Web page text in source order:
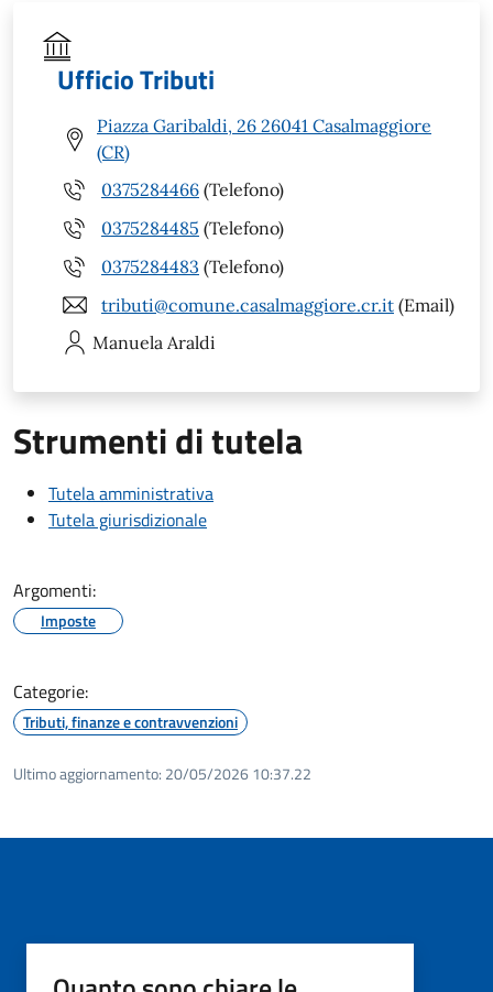
Ufficio Tributi
Piazza Garibaldi, 26 26041 Casalmaggiore
(CR)
0375284466 (Telefono)
0375284485 (Telefono)
0375284483 (Telefono)
tributi@comune.casalmaggiore.cr.it (Email)
Manuela Araldi
Strumenti di tutela
Tutela amministrativa
Tutela giurisdizionale
Argomenti:
Imposte
Categorie:
Tributi, finanze e contravvenzioni
Ultimo aggiornamento: 20/05/2026 10:37.22